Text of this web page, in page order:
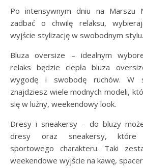
Po intensywnym dniu na Marszu
zadbać o chwilę relaksu,
wyjście stylizację w swobodnym stylu.
Bluza oversize – idealnym
relaks będzie ciepła bluza
wygodę i swobodę ruchów. W
znajdziesz wiele modnych modeli,
się w luźny, weekendowy look.
Dresy i sneakersy – do bluzy
dresy oraz sneakersy, które
sportowego charakteru. Taki
weekendowe wyjście na kawę,